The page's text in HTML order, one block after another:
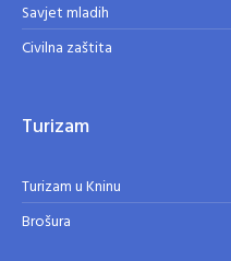
Savjet mladih
Civilna zaštita
Turizam
Turizam u Kninu
Brošura